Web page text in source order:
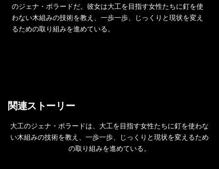
のジェナ・ポラードだ。彼女は大工を目指す女性たちに釘を使
わない木組みの技術を教え、一歩一歩、じっくりと現状を変え
るための取り組みを進めている。
関連ストーリー
大工のジェナ・ポラードは、大工を目指す女性たちに釘を使わな
い木組みの技術を教え、一歩一歩、じっくりと現状を変えるため
の取り組みを進めている。